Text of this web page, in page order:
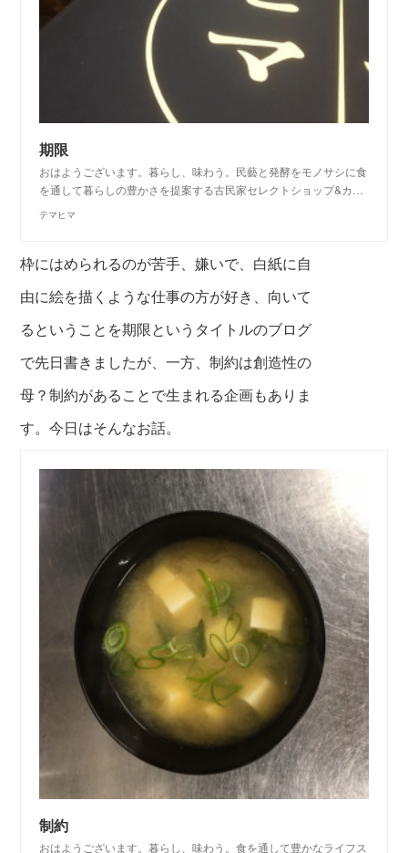
期限
おはようございます。暮らし、味わう。民藝と発酵をモノサシに食
を通して暮らしの豊かさを提案する古民家セレクトショップ&カ…
テマヒマ
枠にはめられるのが苦手、嫌いで、白紙に自
由に絵を描くような仕事の方が好き、向いて
るということを期限というタイトルのブログ
で先日書きましたが、一方、制約は創造性の
母？制約があることで生まれる企画もありま
す。今日はそんなお話。
制約
おはようございます。暮らし、味わう。食を通して豊かなライフス